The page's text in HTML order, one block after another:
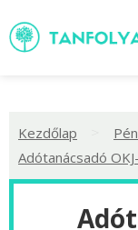
Kezdőlap
Adótanácsadó